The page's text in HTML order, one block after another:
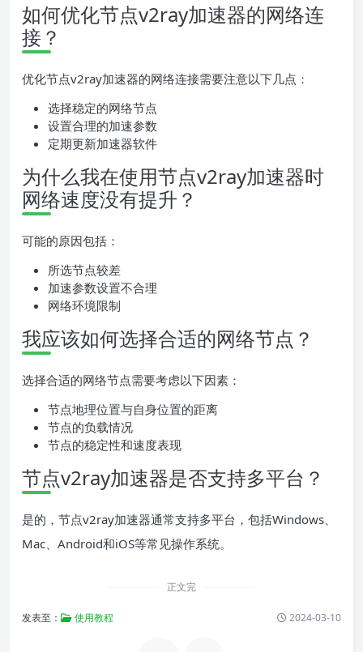
如何优化节点v2ray加速器的网络连
接？
优化节点v2ray加速器的网络连接需要注意以下几点：
选择稳定的网络节点
设置合理的加速参数
定期更新加速器软件
为什么我在使用节点v2ray加速器时
网络速度没有提升？
可能的原因包括：
所选节点较差
加速参数设置不合理
网络环境限制
我应该如何选择合适的网络节点？
选择合适的网络节点需要考虑以下因素：
节点地理位置与自身位置的距离
节点的负载情况
节点的稳定性和速度表现
节点v2ray加速器是否支持多平台？
是的，节点v2ray加速器通常支持多平台，包括Windows、
Mac、Android和iOS等常见操作系统。
正文完
发表至： 使用教程 2024-03-10